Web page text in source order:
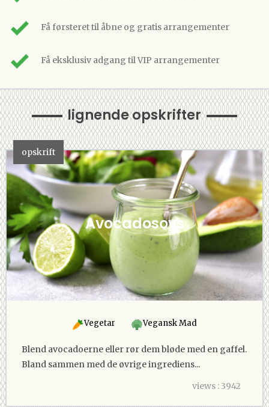
Få førsteret til åbne og gratis arrangementer
Få eksklusiv adgang til VIP arrangementer
lignende opskrifter
opskrift
Avocadosovs
Vegetar Vegansk Mad
Blend avocadoerne eller rør dem bløde med en gaffel.
Bland sammen med de øvrige ingrediens...
views : 3942